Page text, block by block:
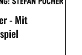
- Mit